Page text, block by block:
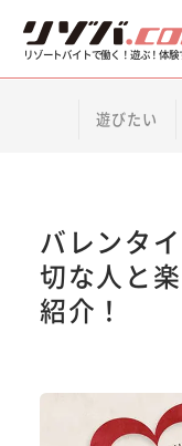
リゾートバイトで働く！遊ぶ！体験
遊びたい
バレンタ
切な人と
紹介！